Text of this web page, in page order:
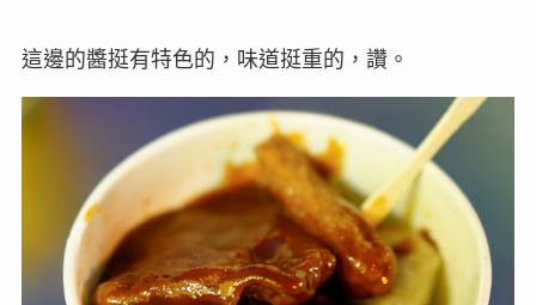
這邊的醬挺有特色的，味道挺重的，讚。